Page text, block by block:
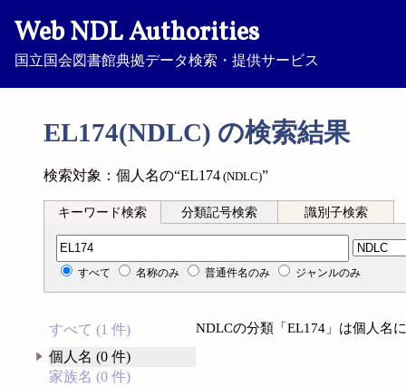
Web NDL Authorities
国立国会図書館典拠データ検索・提供サービス
EL174(NDLC) の検索結果
検索対象：個人名の“EL174 (NDLC)”
キーワード検索 分類記号検索 識別子検索
分類記号検索
すべて 名称のみ 普通件名のみ ジャンルのみ
すべて (1 件)
個人名 (0 件)
家族名 (0 件)
NDLCの分類「EL174」は個人名